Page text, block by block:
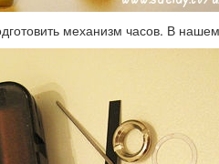
механизм часов. В